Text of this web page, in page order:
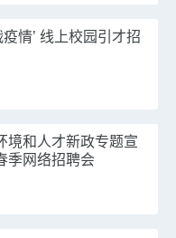
情’ 线上校园引才招
境和人才新政专题宣
季网络招聘会